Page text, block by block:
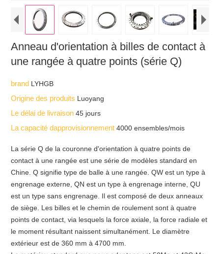
Anneau d'orientation à billes de contact à
une rangée à quatre points (série Q)
brand LYHGB
Origine des produits Luoyang
Le délai de livraison45 jours
La capacité dapprovisionnement4000 ensembles/mois
La série Q de la couronne d'orientation à quatre points de
contact à une rangée est une série de modèles standard en
Chine. Q signifie type de balle à une rangée. QW est un type à
engrenage externe, QN est un type à engrenage interne, QU
est un type sans engrenage. Il est composé de deux anneaux
de siège. Les billes et le chemin de roulement sont à quatre
points de contact, via lesquels la force axiale, la force radiale et
le moment résultant naissent simultanément. Le diamètre
extérieur est de 360 ​​mm à 4700 mm.